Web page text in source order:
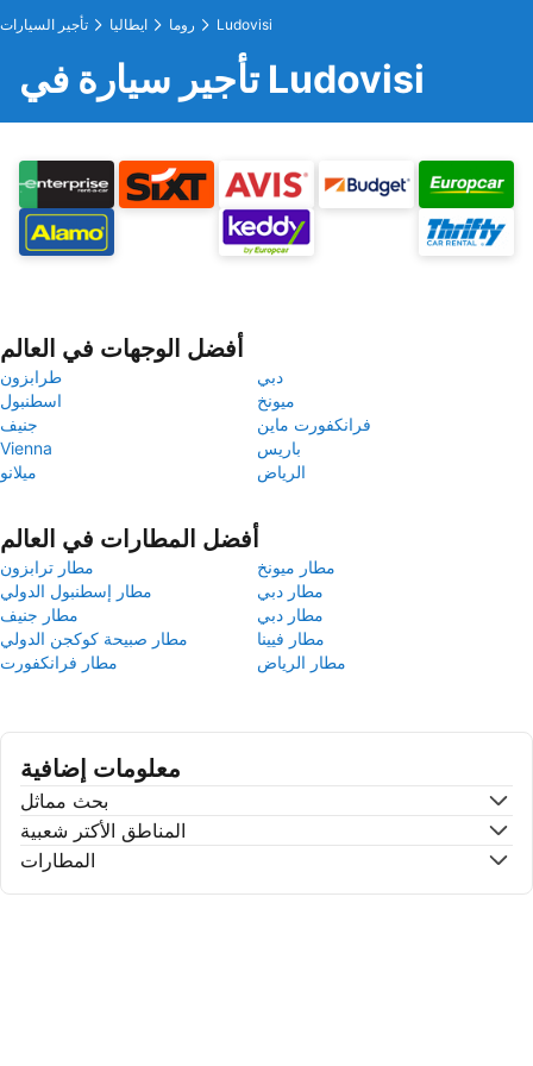
تأجير السيارات ايطاليا روما Ludovisi
تأجير سيارة في Ludovisi
أفضل الوجهات في العالم
طرابزون
دبي
اسطنبول
ميونخ
جنيف
فرانكفورت ماين
Vienna
باريس
ميلانو
الرياض
أفضل المطارات في العالم
مطار ترابزون
مطار ميونخ
مطار إسطنبول الدولي
مطار دبي
مطار جنيف
مطار دبي
مطار صبيحة كوكجن الدولي
مطار فيينا
مطار فرانكفورت
مطار الرياض
معلومات إضافية
بحث مماثل
المناطق الأكتر شعبية
المطارات